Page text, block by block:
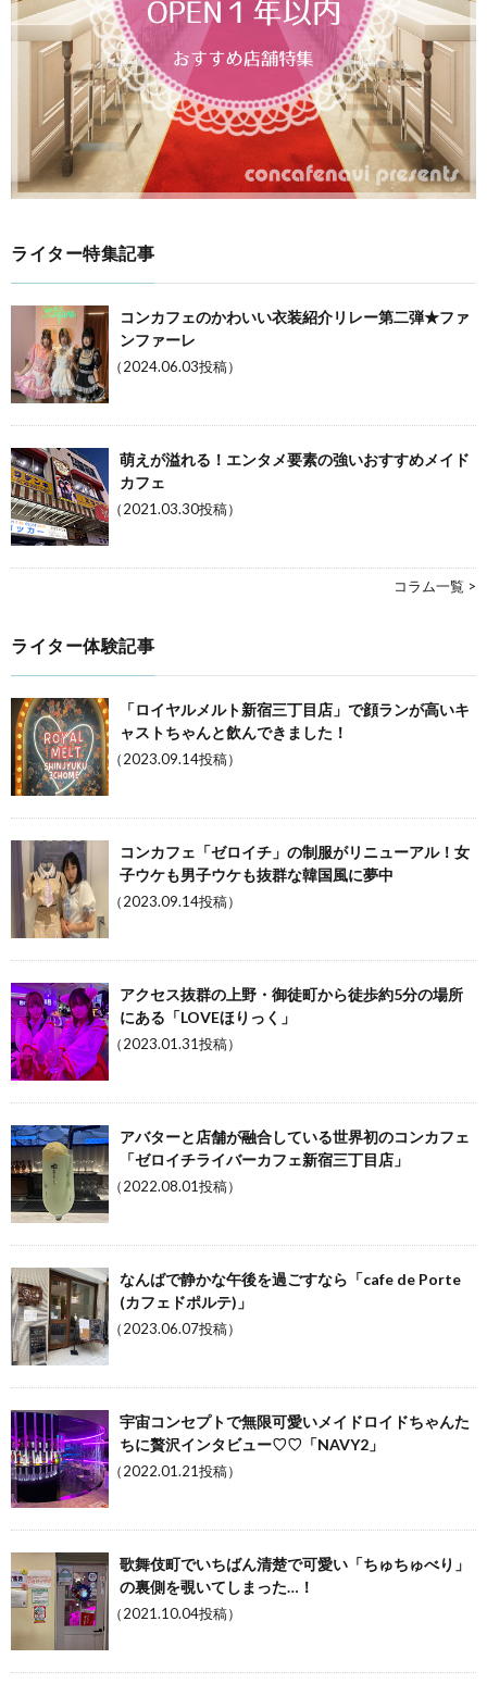
ライター特集記事
コンカフェのかわいい衣装紹介リレー第二弾★ファ
ンファーレ
（2024.06.03投稿）
萌えが溢れる！エンタメ要素の強いおすすめメイド
カフェ
（2021.03.30投稿）
コラム一覧 >
ライター体験記事
「ロイヤルメルト新宿三丁目店」で顔ランが高いキ
ャストちゃんと飲んできました！
（2023.09.14投稿）
コンカフェ「ゼロイチ」の制服がリニューアル！女
子ウケも男子ウケも抜群な韓国風に夢中
（2023.09.14投稿）
アクセス抜群の上野・御徒町から徒歩約5分の場所
にある「LOVEほりっく」
（2023.01.31投稿）
アバターと店舗が融合している世界初のコンカフェ
「ゼロイチライバーカフェ新宿三丁目店」
（2022.08.01投稿）
なんばで静かな午後を過ごすなら「cafe de Porte
(カフェドポルテ)」
（2023.06.07投稿）
宇宙コンセプトで無限可愛いメイドロイドちゃんた
ちに贅沢インタビュー♡♡「NAVY2」
（2022.01.21投稿）
歌舞伎町でいちばん清楚で可愛い「ちゅちゅべり」
の裏側を覗いてしまった…！
（2021.10.04投稿）